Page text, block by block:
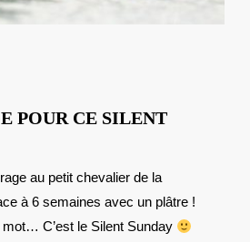
POUR CE SILENT
à 6 semaines avec un plâtre !
C’est le Silent Sunday